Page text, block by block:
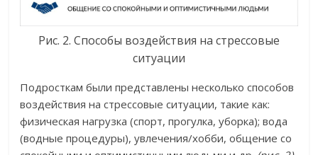
Рис. 2. Способы воздействия на стрессовые
ситуации
Подросткам были представлены несколько способов
воздействия на стрессовые ситуации, такие как:
физическая нагрузка (спорт, прогулка, уборка); вода
(водные процедуры), увлечения/хобби, общение со